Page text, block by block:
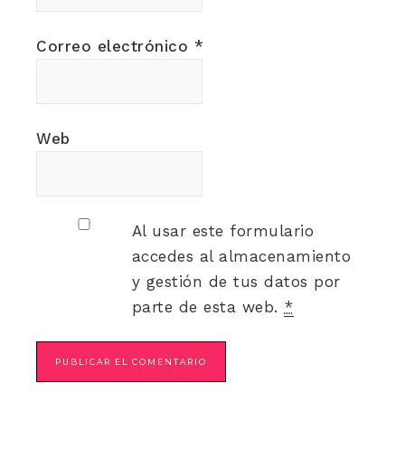
Correo electrónico *
Web
Al usar este formulario
accedes al almacenamiento
y gestión de tus datos por
parte de esta web. *